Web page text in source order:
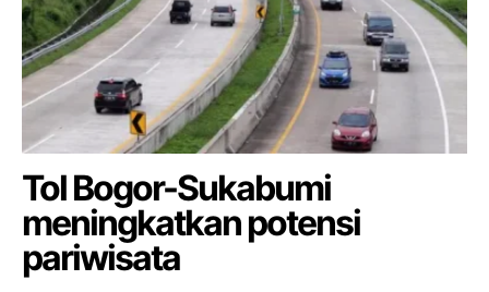
Tol Bogor-Sukabumi
meningkatkan potensi
pariwisata